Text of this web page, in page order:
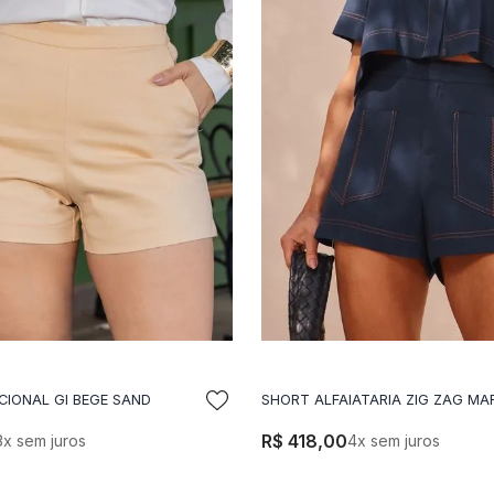
GI BEGE SAND
x sem juros
SHORT ALFAIATARIA ZIG ZAG
R$ 418,004x sem juros